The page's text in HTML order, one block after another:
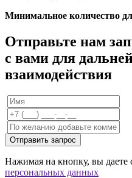
Минимальное количество
Отправьте нам
с вами для
взаимодействия
Отправить запрос
Нажимая на кнопку, вы даете
персональных данных